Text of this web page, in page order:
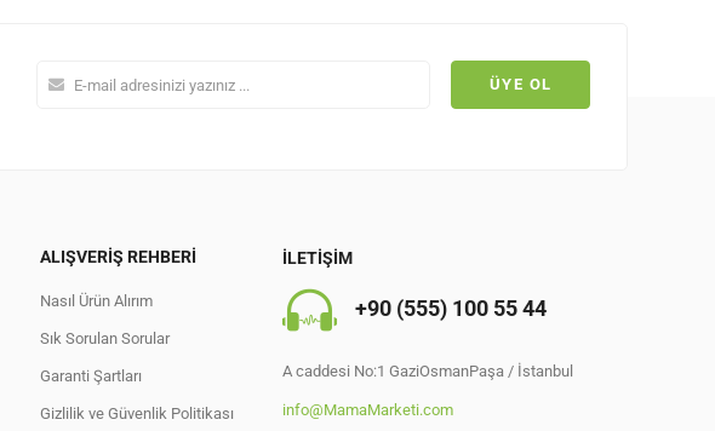
ALIŞVERIŞ REHBERI
Nasıl Ürün Alırım
Sık Sorulan Sorular
Garanti Şartları
Gizlilik ve Güvenlik Politikası
İLETIŞIM
+90 (555) 100 55 44
A caddesi No:1 GaziOsmanPaşa / İstanbul
info@MamaMarketi.com